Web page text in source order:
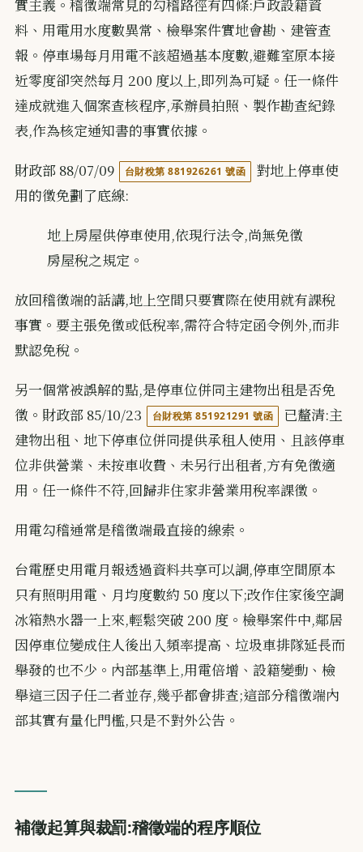
實主義。稽徵端常見的勾稽路徑有四條:戶政設籍資
料、用電用水度數異常、檢舉案件實地會勘、建管查
報。停車場每月用電不該超過基本度數,避難室原本接
近零度卻突然每月 200 度以上,即列為可疑。任一條件
達成就進入個案查核程序,承辦員拍照、製作勘查紀錄
表,作為核定通知書的事實依據。
財政部 88/07/09
台財稅第 881926261 號函
對地上停車使
用的徵免劃了底線:
地上房屋供停車使用,依現行法令,尚無免徵
房屋稅之規定。
放回稽徵端的話講,地上空間只要實際在使用就有課稅
事實。要主張免徵或低稅率,需符合特定函令例外,而非
默認免稅。
另一個常被誤解的點,是停車位併同主建物出租是否免
徵。財政部 85/10/23
台財稅第 851921291 號函
已釐清:主
建物出租、地下停車位併同提供承租人使用、且該停車
位非供營業、未按車收費、未另行出租者,方有免徵適
用。任一條件不符,回歸非住家非營業用稅率課徵。
用電勾稽通常是稽徵端最直接的線索。
台電歷史用電月報透過資料共享可以調,停車空間原本
只有照明用電、月均度數約 50 度以下;改作住家後空調
冰箱熱水器一上來,輕鬆突破 200 度。檢舉案件中,鄰居
因停車位變成住人後出入頻率提高、垃圾車排隊延長而
舉發的也不少。內部基準上,用電倍增、設籍變動、檢
舉這三因子任二者並存,幾乎都會排查;這部分稽徵端內
部其實有量化門檻,只是不對外公告。
補徵起算與裁罰:稽徵端的程序順位